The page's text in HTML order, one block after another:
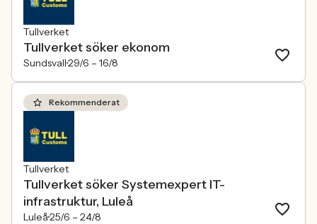
Tullverket
Tullverket söker ekonom
Sundsvall29/6 – 16/8
Rekommenderat
Tullverket
Tullverket söker Systemexpert IT-
infrastruktur, Luleå
Luleå25/6 – 24/8